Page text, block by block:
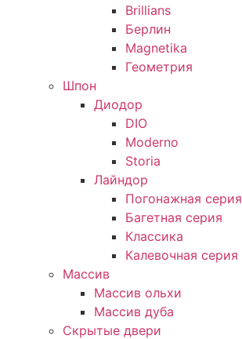
Brillians
Берлин
Magnetika
Геометрия
Шпон
Диодор
DIO
Moderno
Storia
Лайндор
Погонажная серия
Багетная серия
Классика
Калевочная серия
Массив
Массив ольхи
Массив дуба
Скрытые двери